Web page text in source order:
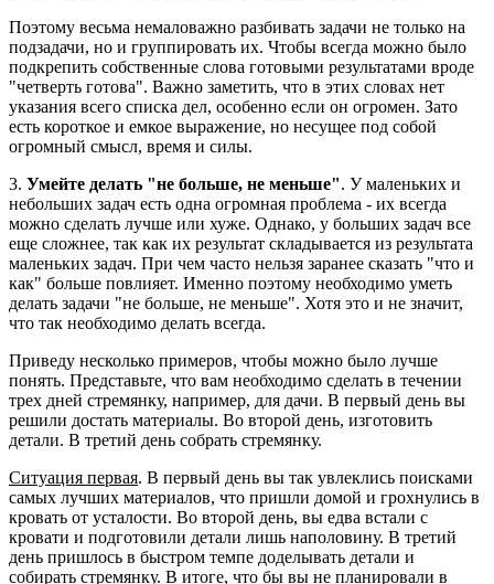
Поэтому весьма немаловажно разбивать задачи не только на
подзадачи, но и группировать их. Чтобы всегда можно было
подкрепить собственные слова готовыми результатами вроде
"четверть готова". Важно заметить, что в этих словах нет
указания всего списка дел, особенно если он огромен. Зато
есть короткое и емкое выражение, но несущее под собой
огромный смысл, время и силы.
3. Умейте делать "не больше, не меньше". У маленьких и
небольших задач есть одна огромная проблема - их всегда
можно сделать лучше или хуже. Однако, у больших задач все
еще сложнее, так как их результат складывается из результата
маленьких задач. При чем часто нельзя заранее сказать "что и
как" больше повлияет. Именно поэтому необходимо уметь
делать задачи "не больше, не меньше". Хотя это и не значит,
что так необходимо делать всегда.
Приведу несколько примеров, чтобы можно было лучше
понять. Представьте, что вам необходимо сделать в течении
трех дней стремянку, например, для дачи. В первый день вы
решили достать материалы. Во второй день, изготовить
детали. В третий день собрать стремянку.
Ситуация первая. В первый день вы так увлеклись поисками
самых лучших материалов, что пришли домой и грохнулись в
кровать от усталости. Во второй день, вы едва встали с
кровати и подготовили детали лишь наполовину. В третий
день пришлось в быстром темпе доделывать детали и
собирать стремянку. В итоге, что бы вы не планировали в